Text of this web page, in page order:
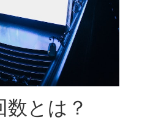
とは？